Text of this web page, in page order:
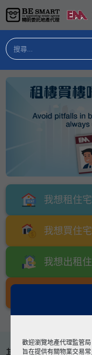
我想租住宅
我想買住宅
我想出租
歡迎瀏覽地產代理監管
旨在提供有關物業交易